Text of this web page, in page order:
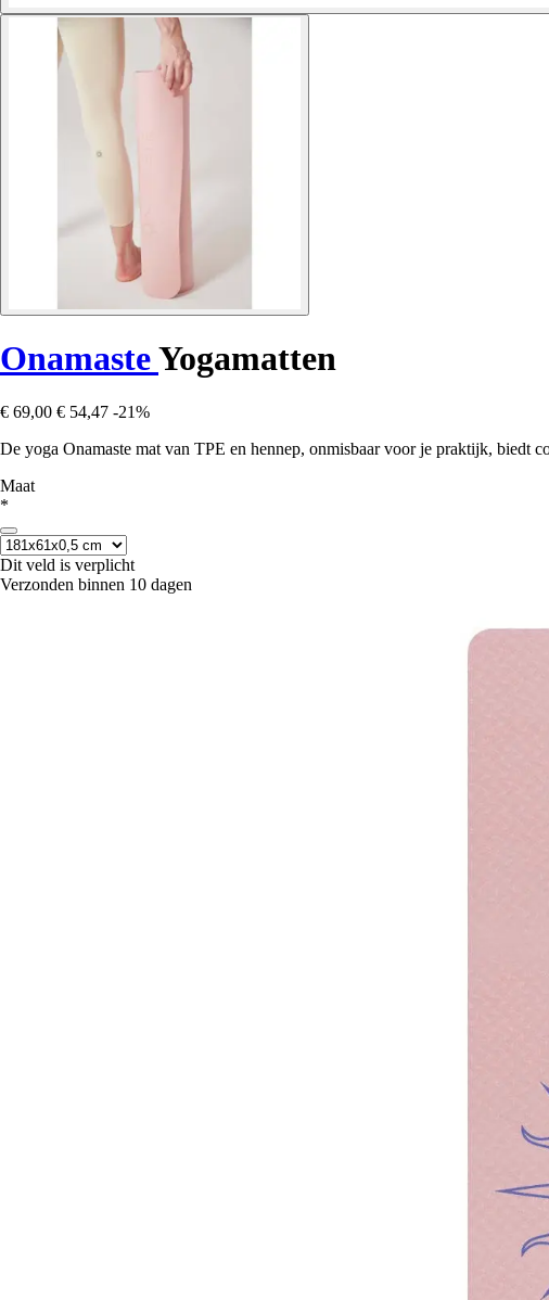
OnamasteYogamatten
€ 69,00 € 54,47 -21%
De yoga Onamaste mat van TPE en hennep, onmisbaar voor je praktijk, biedt
Maat
*
Dit veld is verplicht
Verzonden binnen 10 dagen